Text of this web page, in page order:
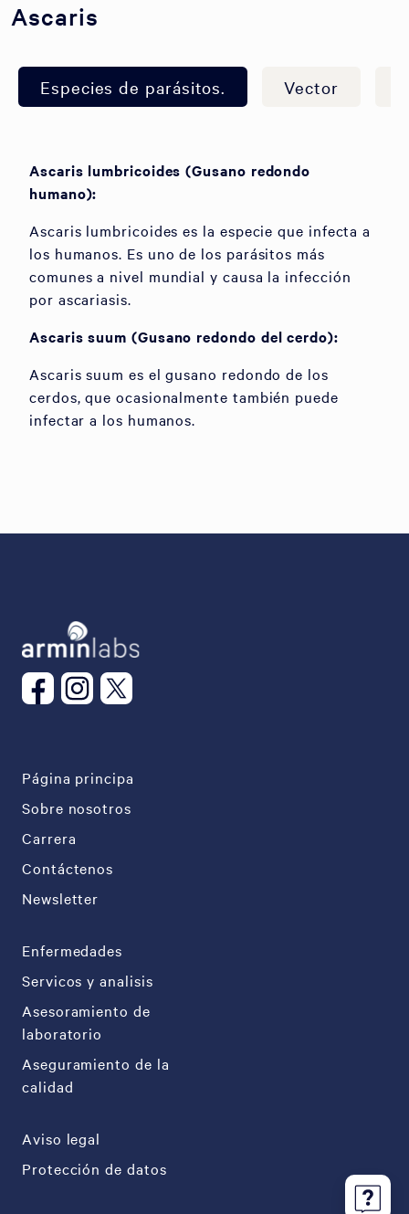
Ascaris
Especies de parásitos. Vector
Ascaris lumbricoides (Gusano redondo
humano):
Ascaris lumbricoides es la especie que infecta a
los humanos. Es uno de los parásitos más
comunes a nivel mundial y causa la infección
por ascariasis.
Ascaris suum (Gusano redondo del cerdo):
Ascaris suum es el gusano redondo de los
cerdos, que ocasionalmente también puede
infectar a los humanos.
Página principa
Sobre nosotros
Carrera
Contáctenos
Newsletter
Enfermedades
Servicos y analisis
Asesoramiento de
laboratorio
Aseguramiento de la
calidad
Aviso legal
Protección de datos